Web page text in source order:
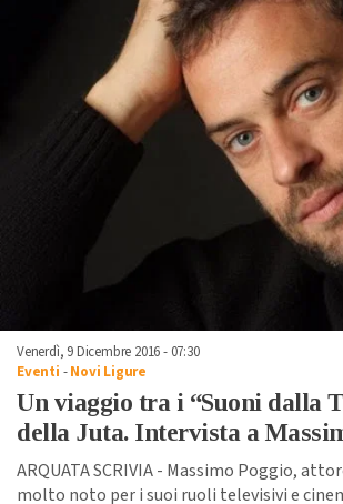
Venerdì, 9 Dicembre 2016 - 07:30
Eventi -Novi Ligure
Un viaggio tra i “Suoni dalla
della Juta. Intervista a
ARQUATA SCRIVIA - Massimo Poggio,
molto noto per i suoi ruoli televisivi e